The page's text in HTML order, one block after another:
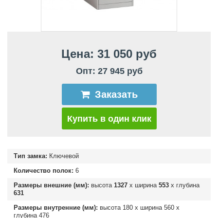
Цена: 31 050 руб
Опт: 27 945 руб
Заказать
Купить в один клик
Тип замка: Ключевой
Количество полок: 6
Размеры внешние (мм): высота 1327 х ширина 553 х глубина
631
Размеры внутренние (мм): высота 180 х ширина 560 х
глубина 476